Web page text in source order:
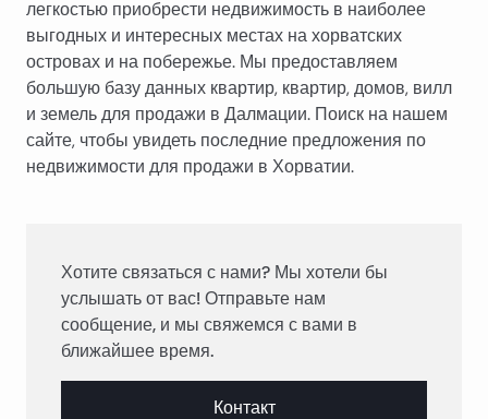
легкостью приобрести недвижимость в наиболее
выгодных и интересных местах на хорватских
островах и на побережье. Мы предоставляем
большую базу данных квартир, квартир, домов, вилл
и земель для продажи в Далмации. Поиск на нашем
сайте, чтобы увидеть последние предложения по
недвижимости для продажи в Хорватии.
Хотите связаться с нами? Мы хотели бы
услышать от вас! Отправьте нам
сообщение, и мы свяжемся с вами в
ближайшее время.
Контакт